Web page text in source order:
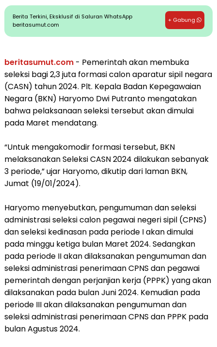
Berita Terkini, Eksklusif di Saluran WhatsApp
beritasumut.com
+ Gabung
beritasumut.com- Pemerintah akan membuka
seleksi bagi 2,3 juta formasi calon aparatur sipil negara
(CASN) tahun 2024. Plt. Kepala Badan Kepegawaian
Negara (BKN) Haryomo Dwi Putranto mengatakan
bahwa pelaksanaan seleksi tersebut akan dimulai
pada Maret mendatang.
“Untuk mengakomodir formasi tersebut, BKN
melaksanakan Seleksi CASN 2024 dilakukan sebanyak
3 periode,” ujar Haryomo, dikutip dari laman BKN,
Jumat (19/01/2024).
Haryomo menyebutkan, pengumuman dan seleksi
administrasi seleksi calon pegawai negeri sipil (CPNS)
dan seleksi kedinasan pada periode I akan dimulai
pada minggu ketiga bulan Maret 2024. Sedangkan
pada periode II akan dilaksanakan pengumuman dan
seleksi administrasi penerimaan CPNS dan pegawai
pemerintah dengan perjanjian kerja (PPPK) yang akan
dilaksanakan pada bulan Juni 2024. Kemudian pada
periode III akan dilaksanakan pengumuman dan
seleksi administrasi penerimaan CPNS dan PPPK pada
bulan Agustus 2024.